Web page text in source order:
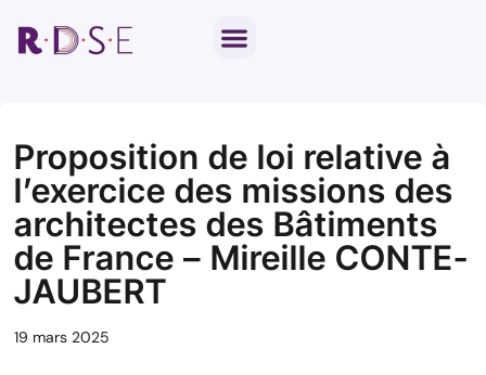
Proposition de loi relative à
l’exercice des missions des
architectes des Bâtiments
de France – Mireille CONTE-
JAUBERT
19 mars 2025